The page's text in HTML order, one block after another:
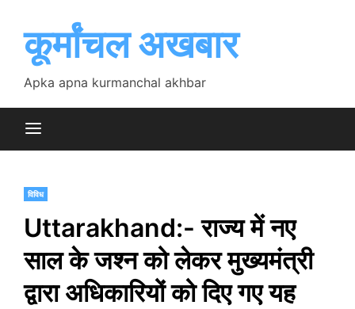
contentकूर्मांचल अखबार
Apka apna kurmanchal akhbar
विविध
Uttarakhand:- राज्य में नए
साल के जश्न को लेकर मुख्यमंत्री
द्वारा अधिकारियों को दिए गए यह